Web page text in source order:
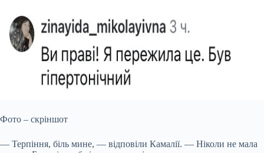
Фото – скріншот
— Терпіння, біль мине, — відповіли Камалії. — Ніколи не мала